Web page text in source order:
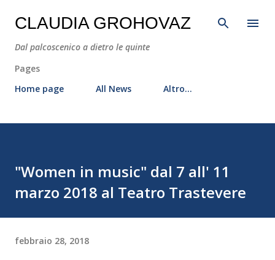
Passa ai contenuti principali
CLAUDIA GROHOVAZ
Dal palcoscenico a dietro le quinte
Pages
Home page
All News Altro…
"Women in music" dal 7 all' 11
marzo 2018 al Teatro Trastevere
febbraio 28, 2018